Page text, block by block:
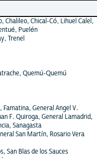
Chalileo, Chical-Có, Lihuel Calel,
Puelén
Trenel
Quemú-Quemú
Famatina, General Angel V.
F. Quiroga, General Lamadrid,
Sanagasta
San Martín, Rosario Vera
San Blas de los Sauces